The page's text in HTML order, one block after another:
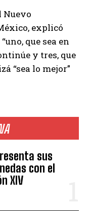
sus
con el
XIV
Nuevo
explicó
que sea en
y tres, que
“sea lo mejor”